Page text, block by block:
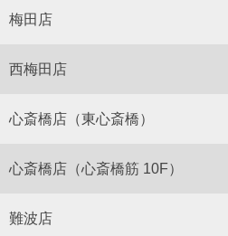
梅田店
西梅田店
心斎橋店 （東心斎橋）
心斎橋店 （心斎橋筋 10F）
難波店